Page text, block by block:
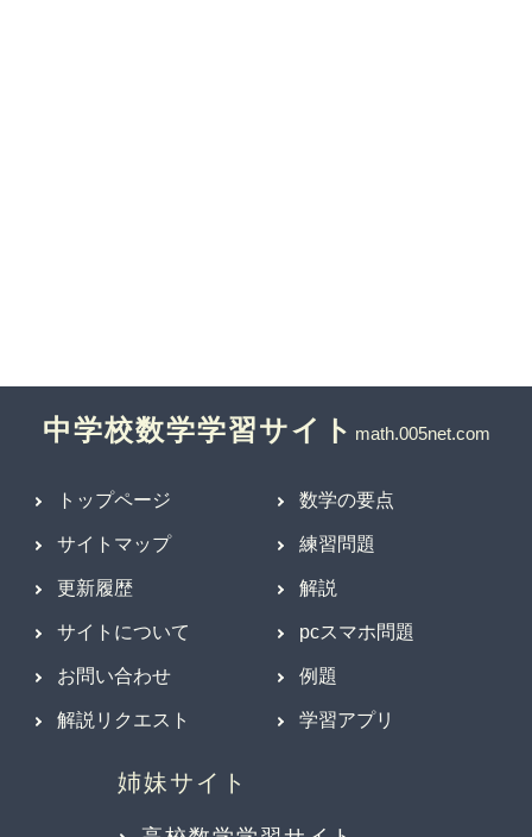
中学校数学学習サイト
トップページ
サイトマップ
更新履歴
サイトについて
お問い合わせ
解説リクエスト
数学の要点
練習問題
解説
pcスマホ問題
例題
学習アプリ